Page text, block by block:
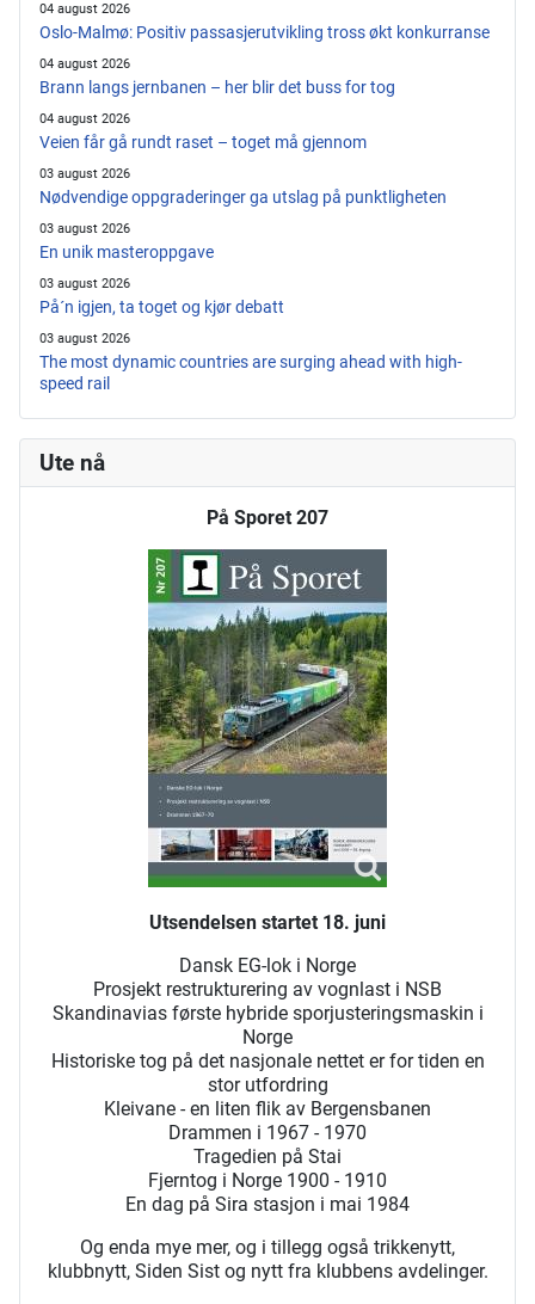
04 august 2026
Oslo-Malmø: Positiv passasjerutvikling tross økt konkurranse
04 august 2026
Brann langs jernbanen – her blir det buss for tog
04 august 2026
Veien får gå rundt raset – toget må gjennom
03 august 2026
Nødvendige oppgraderinger ga utslag på punktligheten
03 august 2026
En unik masteroppgave
03 august 2026
På´n igjen, ta toget og kjør debatt
03 august 2026
The most dynamic countries are surging ahead with high-
speed rail
Ute nå
På Sporet 207
Utsendelsen startet 18. juni
Dansk EG-lok i Norge
Prosjekt restrukturering av vognlast i NSB
Skandinavias første hybride sporjusteringsmaskin i
Norge
Historiske tog på det nasjonale nettet er for tiden en
stor utfordring
Kleivane - en liten flik av Bergensbanen
Drammen i 1967 - 1970
Tragedien på Stai
Fjerntog i Norge 1900 - 1910
En dag på Sira stasjon i mai 1984
Og enda mye mer, og i tillegg også trikkenytt,
klubbnytt, Siden Sist og nytt fra klubbens avdelinger.